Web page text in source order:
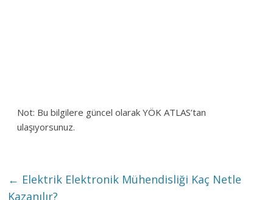
Not: Bu bilgilere güncel olarak YÖK ATLAS’tan
ulaşıyorsunuz.
← Elektrik Elektronik Mühendisliği Kaç Netle
Kazanılır?